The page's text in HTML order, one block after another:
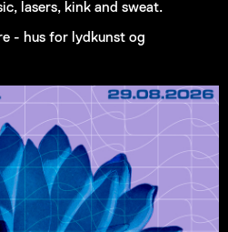
lasers, kink and sweat.
- hus for lydkunst og